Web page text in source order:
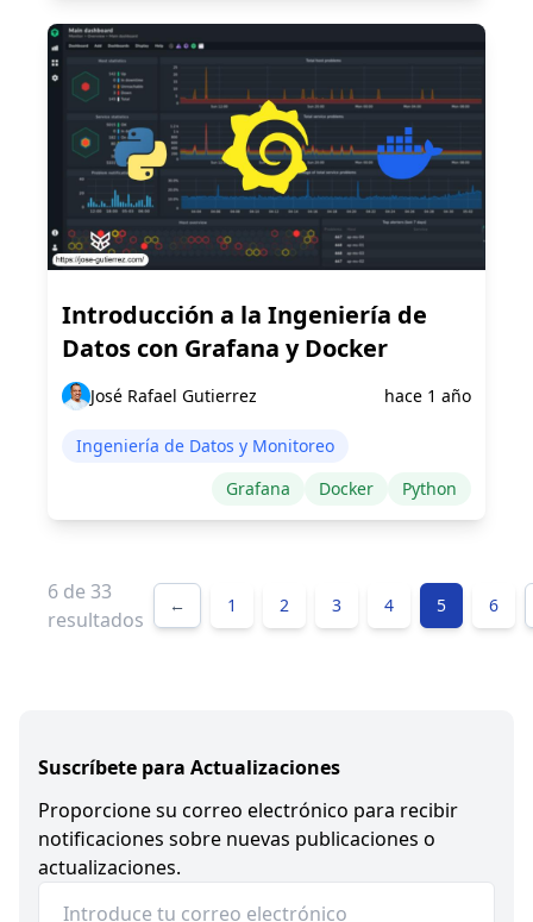
Introducción a la Ingeniería de
Datos con Grafana y Docker
José Rafael Gutierrez hace 1 año
Ingeniería de Datos y Monitoreo
Grafana
Docker Python
6 de 33
resultados
← 1 2 3 4 5 6
Suscríbete para Actualizaciones
Proporcione su correo electrónico para recibir
notificaciones sobre nuevas publicaciones o
actualizaciones.